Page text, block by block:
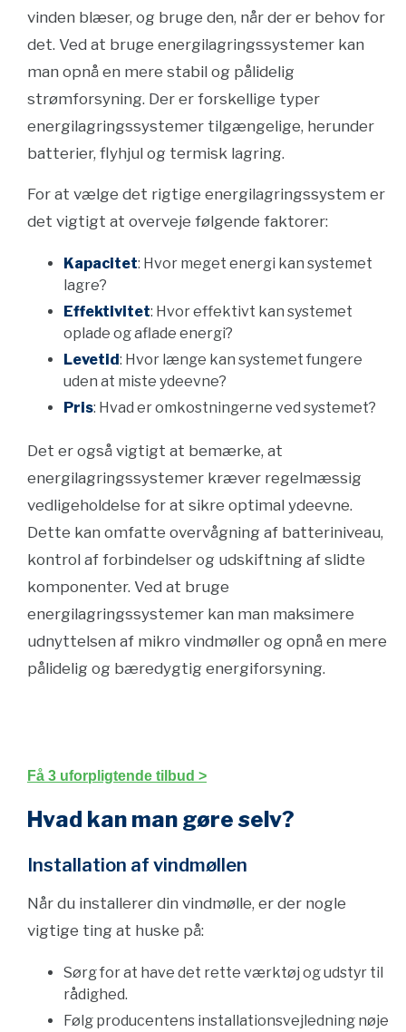
vinden blæser, og bruge den, når der er behov for
det. Ved at bruge energilagringssystemer kan
man opnå en mere stabil og pålidelig
strømforsyning. Der er forskellige typer
energilagringssystemer tilgængelige, herunder
batterier, flyhjul og termisk lagring.
For at vælge det rigtige energilagringssystem er
det vigtigt at overveje følgende faktorer:
Kapacitet: Hvor meget energi kan systemet
lagre?
Effektivitet: Hvor effektivt kan systemet
oplade og aflade energi?
Levetid: Hvor længe kan systemet fungere
uden at miste ydeevne?
Pris: Hvad er omkostningerne ved systemet?
Det er også vigtigt at bemærke, at
energilagringssystemer kræver regelmæssig
vedligeholdelse for at sikre optimal ydeevne.
Dette kan omfatte overvågning af batteriniveau,
kontrol af forbindelser og udskiftning af slidte
komponenter. Ved at bruge
energilagringssystemer kan man maksimere
udnyttelsen af ​​mikro vindmøller og opnå en mere
pålidelig og bæredygtig energiforsyning.
Få 3 uforpligtende tilbud >
Hvad kan man gøre selv?
Installation af vindmøllen
Når du installerer din vindmølle, er der nogle
vigtige ting at huske på:
Sørg for at have det rette værktøj og udstyr til
rådighed.
Følg producentens installationsvejledning nøje